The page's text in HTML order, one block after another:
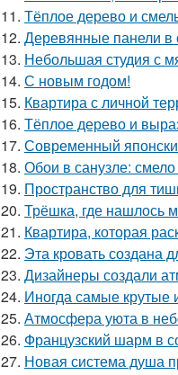
11. Тёплое дерево и
12. Деревянные панели в
13. Небольшая студия с
14. С новым годом!
15. Квартира с личной
16. Тёплое дерево и
17. Современный
18. Обои в санузле:
19. Пространство для
20. Трёшка, где нашлось
21. Квартира, которая
22. Эта кровать создана
23. Дизайнеры создали
24. Иногда самые крутые
25. Атмосфера уюта в
26. Французский шарм в
27. Новая система душа